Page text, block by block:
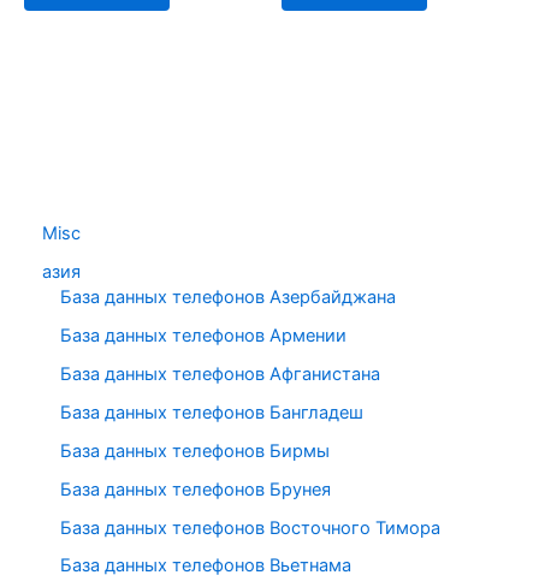
Misc
азия
База данных телефонов Азербайджана
База данных телефонов Армении
База данных телефонов Афганистана
База данных телефонов Бангладеш
База данных телефонов Бирмы
База данных телефонов Брунея
База данных телефонов Восточного Тимора
База данных телефонов Вьетнама